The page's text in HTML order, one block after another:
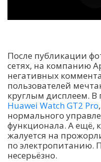
После публикации
сетях, на компанию
негативных
пользователей
круглым дисплеем.
Huawei Watch GT2 Pro
нормального
функционала. А ещё,
жалуется на
по электропитанию.
несерьёзно.